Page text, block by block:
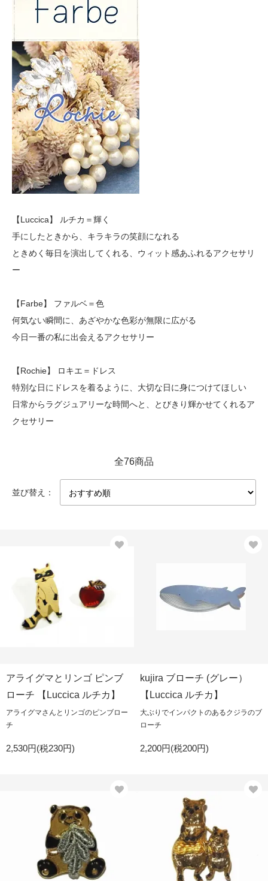
【Luccica】 ルチカ＝輝く
手にしたときから、キラキラの笑顔になれる
ときめく毎日を演出してくれる、ウィット感あふれるアクセサリ
ー
【Farbe】 ファルベ＝色
何気ない瞬間に、あざやかな色彩が無限に広がる
今日一番の私に出会えるアクセサリー
【Rochie】 ロキエ＝ドレス
特別な日にドレスを着るように、大切な日に身につけてほしい
日常からラグジュアリーな時間へと、とびきり輝かせてくれるア
クセサリー
全76商品
並び替え：
アライグマとリンゴ ピンブ
ローチ 【Luccica ルチカ】
アライグマさんとリンゴのピンブロー
チ
2,530円(税230円)
kujira ブローチ (グレー）
【Luccica ルチカ】
大ぶりでインパクトのあるクジラのブ
ローチ
2,200円(税200円)